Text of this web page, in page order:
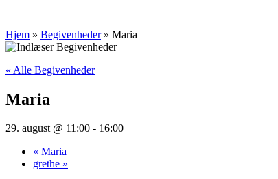
Hjem » Begivenheder» Maria
« Alle Begivenheder
Maria
29. august @ 11:00 - 16:00
« Maria
grethe »